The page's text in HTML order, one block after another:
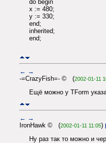
do begin
x := 480;
y := 330;
end;
inherited;
end;
← →
-=CrazyFish=- © (2002-01-11
Ещё можно у TForm
← →
IronHawk © (2002-01-11 11:05)
Ну раз так то можно и